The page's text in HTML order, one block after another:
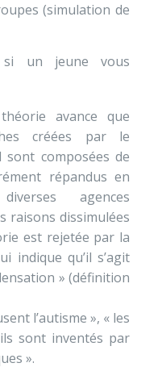
(simulation de
si un jeune vous
avance que
créées par le
composées de
répandus en
agences
raisons dissimulées
est rejetée par la
indique qu’il s’agit
» (définition
l’autisme », « les
sont inventés par
».